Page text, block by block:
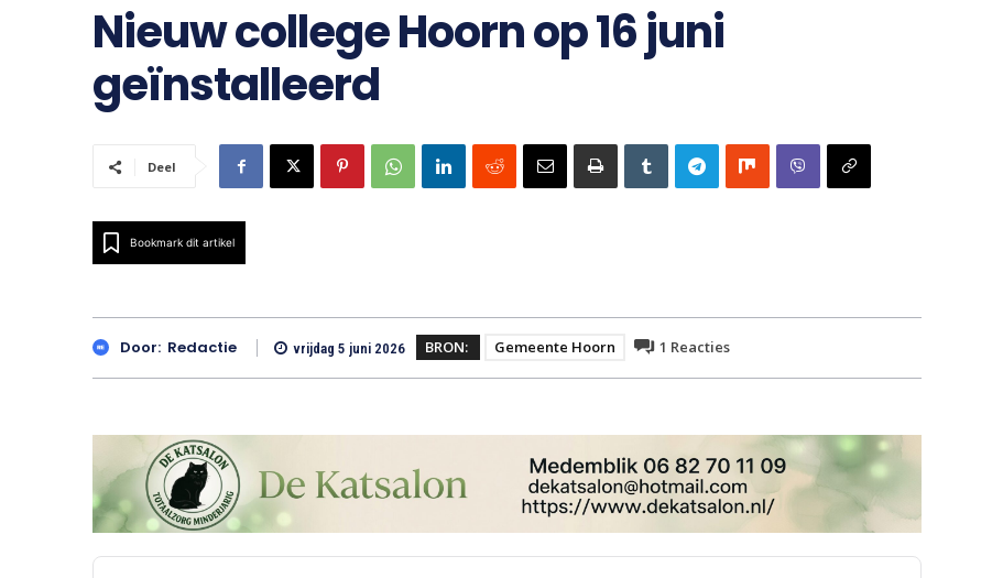
Nieuw college Hoorn op 16 juni
geïnstalleerd
Deel
Bookmark dit artikel
Door: Redactie vrijdag 5 juni 2026 BRON: Gemeente Hoorn 1 Reacties